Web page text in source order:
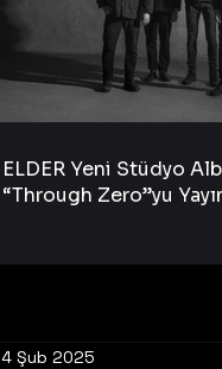
4 Şub 2025
ELDER Yeni Stüdyo
“Through Zero”yu